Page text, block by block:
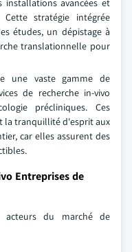
installations avancées et
stratégie intégrée
études, un dépistage à
translationnelle pour
une vaste gamme de
de recherche in-vivo
précliniques. Ces
la tranquillité d'esprit aux
car elles assurent des
Entreprises de
acteurs du marché de